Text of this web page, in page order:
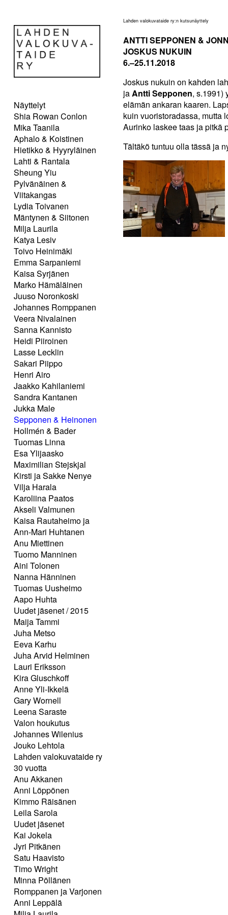
Näyttelyt
Shia Rowan Conlon
Mika Taanila
Aphalo & Koistinen
Hietikko & Hyyryläinen
Lahti & Rantala
Sheung Yiu
Pylvänäinen &
Viitakangas
Lydia Toivanen
Mäntynen & Siitonen
Milja Laurila
Katya Lesiv
Toivo Heinimäki
Emma Sarpaniemi
Kaisa Syrjänen
Marko Hämäläinen
Juuso Noronkoski
Johannes Romppanen
Veera Nivalainen
Sanna Kannisto
Heidi Piiroinen
Lasse Lecklin
Sakari Piippo
Henri Airo
Jaakko Kahilaniemi
Sandra Kantanen
Jukka Male
Sepponen & Heinonen
Hollmén & Bader
Tuomas Linna
Esa Ylijaasko
Maximilian Stejskjal
Kirsti ja Sakke Nenye
Vilja Harala
Karoliina Paatos
Akseli Valmunen
Kaisa Rautaheimo ja
Ann-Mari Huhtanen
Anu Miettinen
Tuomo Manninen
Aini Tolonen
Nanna Hänninen
Tuomas Uusheimo
Aapo Huhta
Uudet jäsenet / 2015
Maija Tammi
Juha Metso
Eeva Karhu
Juha Arvid Helminen
Lauri Eriksson
Kira Gluschkoff
Anne Yli-Ikkelä
Gary Wornell
Leena Saraste
Valon houkutus
Johannes Wilenius
Jouko Lehtola
Lahden valokuvataide ry
30 vuotta
Anu Akkanen
Anni Löppönen
Kimmo Räisänen
Leila Sarola
Uudet jäsenet
Kai Jokela
Jyri Pitkänen
Satu Haavisto
Timo Wright
Minna Pöllänen
Romppanen ja Varjonen
Anni Leppälä
Lahden valokuvataide ry:n kutsunäyttely
ANTTI SEPPONEN &
JOSKUS NUKUIN
6.–25.11.2018
Joskus nukuin on kahden
jaAntti Sepponen, s.1991)
elämän ankaran kaaren.
kuin vuoristoradassa, mutta
Aurinko laskee taas ja pitkä
Tältäkö tuntuu olla tässä ja